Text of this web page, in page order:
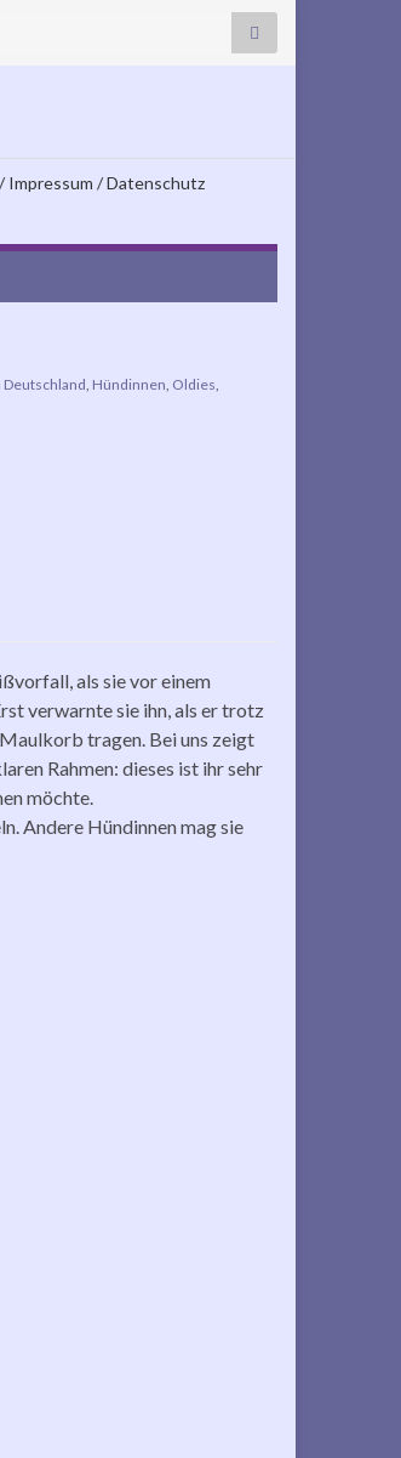
Impressum / Datenschutz
Deutschland Hündinnen Oldies
als sie vor einem
verwarnte sie ihn, als er trotz
tragen. Bei uns zeigt
Rahmen: dieses ist ihr sehr
möchte.
Andere Hündinnen mag sie